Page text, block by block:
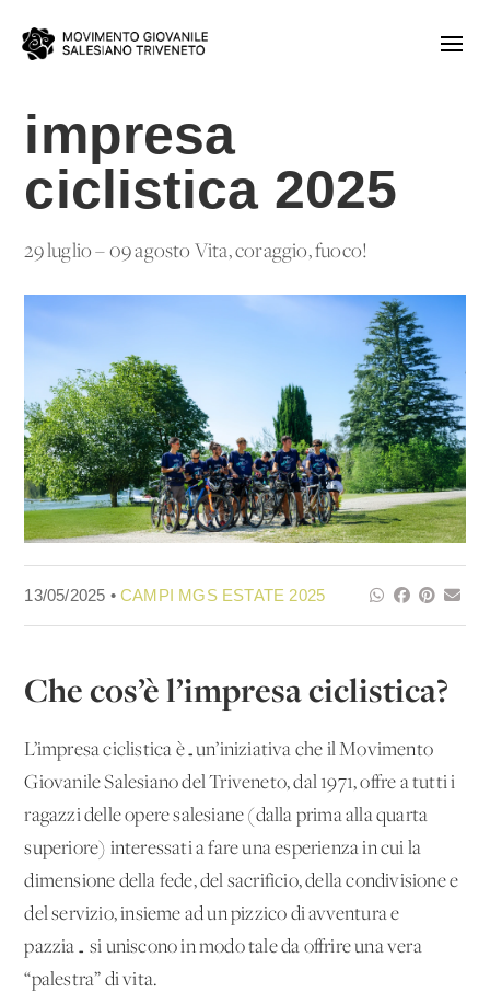
impresa
ciclistica 2025
29 luglio – 09 agosto Vita, coraggio, fuoco!
13/05/2025 •CAMPI MGS ESTATE 2025
Che cos’è l’impresa ciclistica?
L’impresa ciclistica è…un’iniziativa che il Movimento
Giovanile Salesiano del Triveneto, dal 1971, offre a tutti i
ragazzi delle opere salesiane (dalla prima alla quarta
superiore) interessati a fare una esperienza in cui la
dimensione della fede, del sacrificio, della condivisione e
del servizio, insieme ad un pizzico di avventura e
pazzia… si uniscono in modo tale da offrire una vera
“palestra” di vita.